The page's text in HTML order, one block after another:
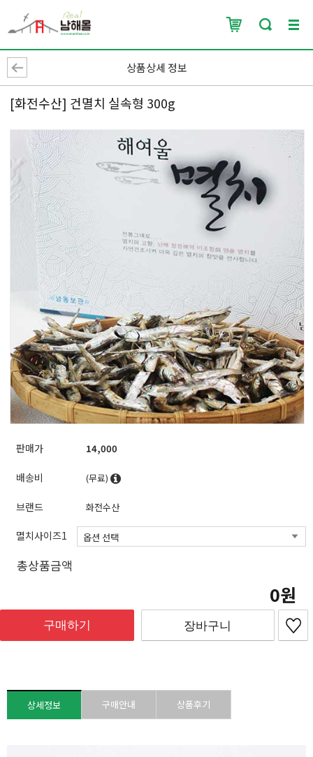
상품상세 정보
[화전수산] 건멸치 실속형 300g
판매가 14,000
배송비 (무료)
브랜드 화전수산
멸치사이즈1
총상품금액
0
구매하기 장바구니
상세정보 구매안내 상품후기